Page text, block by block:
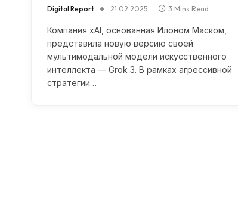
Digital Report 21.02.2025 3 Mins Read
Компания xAI, основанная Илоном Маском,
представила новую версию своей
мультимодальной модели искусственного
интеллекта — Grok 3. В рамках агрессивной
стратегии…